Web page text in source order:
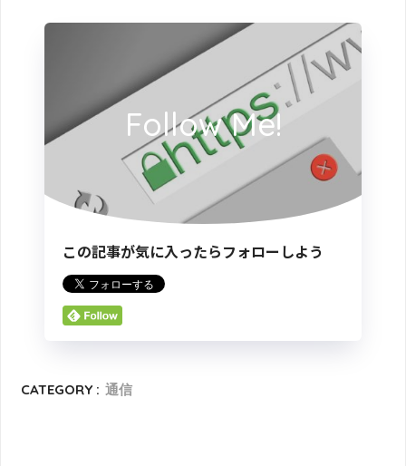
Follow Me!
この記事が気に入ったらフォローしよう
CATEGORY : 通信